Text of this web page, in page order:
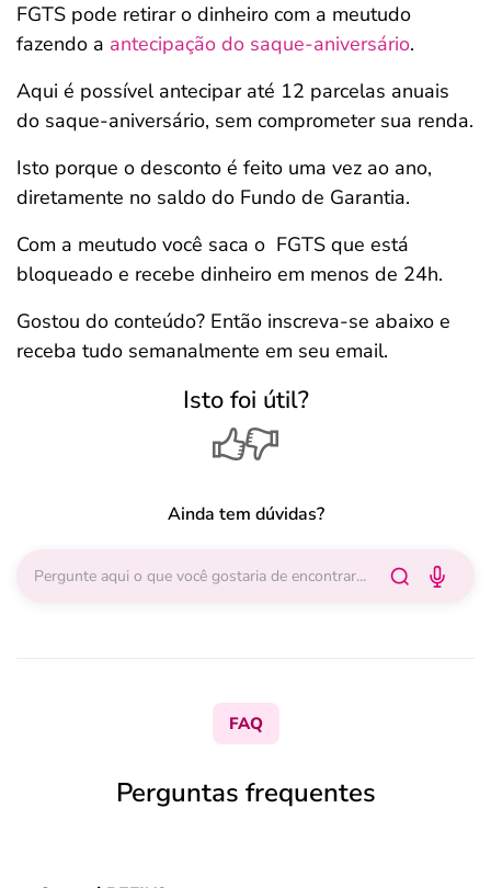
FGTS pode retirar o dinheiro com a meutudo
fazendo a antecipação do saque-aniversário.
Aqui é possível antecipar até 12 parcelas anuais
do saque-aniversário, sem comprometer sua renda.
Isto porque o desconto é feito uma vez ao ano,
diretamente no saldo do Fundo de Garantia.
Com a meutudo você saca o FGTS que está
bloqueado e recebe dinheiro em menos de 24h.
Gostou do conteúdo? Então inscreva-se abaixo e
receba tudo semanalmente em seu email.
Isto foi útil?
Ainda tem dúvidas?
FAQ
Perguntas frequentes